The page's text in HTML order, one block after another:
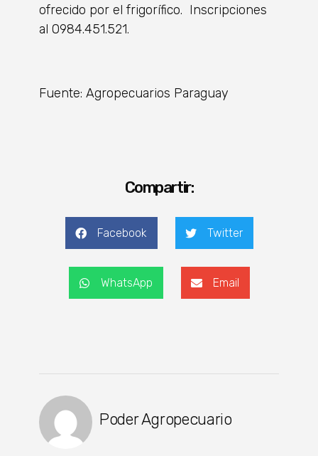
ofrecido por el frigorífico. Inscripciones
al 0984.451.521.
Fuente: Agropecuarios Paraguay
Compartir:
Facebook Twitter
WhatsApp Email
Poder Agropecuario